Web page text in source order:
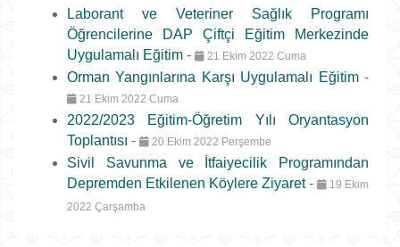
Laborant ve Veteriner Sağlık Programı
Öğrencilerine DAP Çiftçi Eğitim Merkezinde
Uygulamalı Eğitim - 21 Ekim 2022 Cuma
Orman Yangınlarına Karşı Uygulamalı Eğitim -
21 Ekim 2022 Cuma
2022/2023 Eğitim-Öğretim Yılı Oryantasyon
Toplantısı - 20 Ekim 2022 Perşembe
Sivil Savunma ve İtfaiyecilik Programından
Depremden Etkilenen Köylere Ziyaret-
19 Ekim
2022 Çarşamba